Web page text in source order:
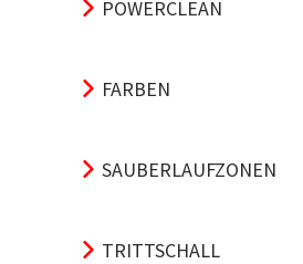
POWERCLEAN
FARBEN
SAUBERLAUFZONEN
TRITTSCHALL